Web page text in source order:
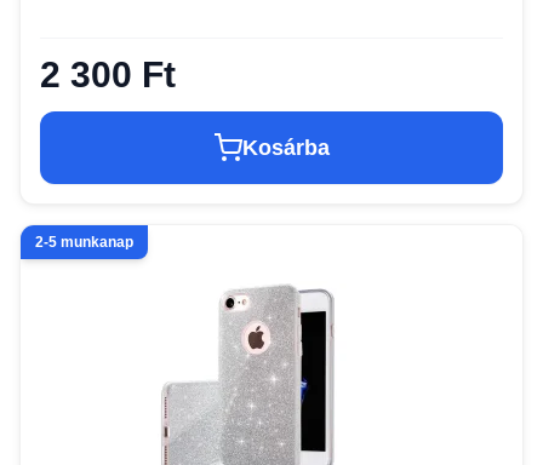
2 300 Ft
Kosárba
2-5 munkanap